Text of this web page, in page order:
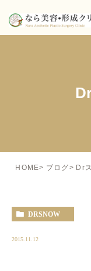
HOME ブログ Dr
DRSNOW
2015.11.12